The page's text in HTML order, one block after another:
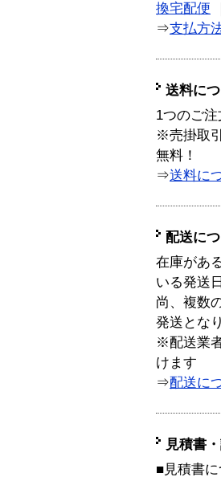
換宅配便
⇒支払方
送料に
1つのご
※売掛取
無料！
⇒送料に
配送に
在庫があ
いる発送
尚、複数
発送とな
※配送業
けます
⇒配送に
見積書
■見積書